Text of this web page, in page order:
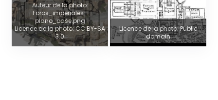
Auteur de la photo:
Foros_imperiales-
plano_base.png
Licence de la photo: CC BY-SA
3.0
Licence de la photo: Public
domain